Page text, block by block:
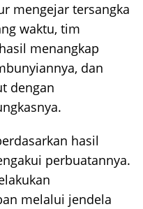
mengejar tersangka
waktu, tim
menangkap
dan
dengan
hasil
perbuatannya.
melalui jendela